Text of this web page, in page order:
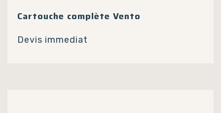
Cartouche complète Vento
Devis immediat